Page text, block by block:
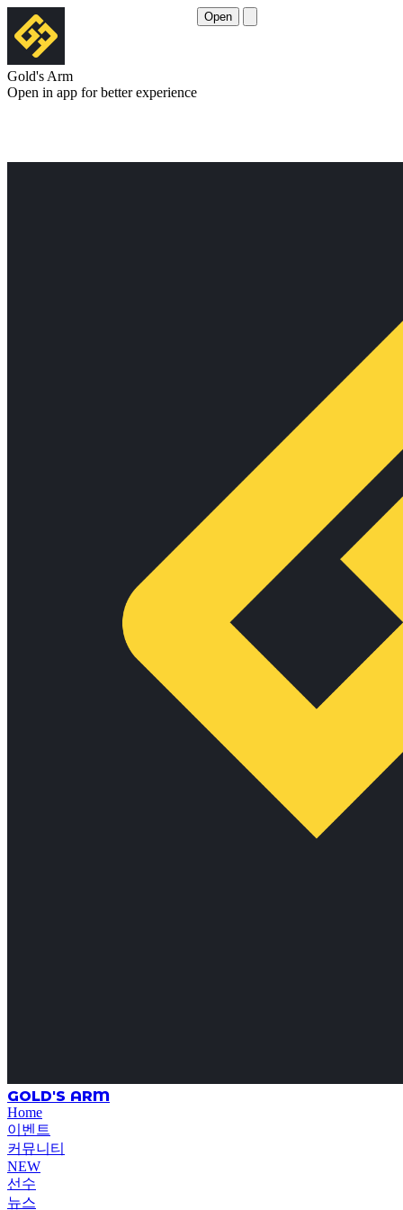
Gold's Arm
Open in app for better experience
Open
GOLD'S ARM
Home
이벤트
커뮤니티
NEW
선수
뉴스